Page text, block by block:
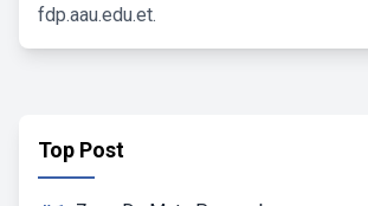
fdp.aau.edu.et.
Top Post